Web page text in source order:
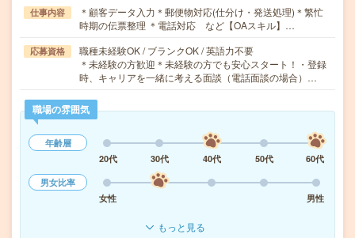
仕事内容
＊顧客データ入力＊郵便物対応(仕分け・発送処理)＊繁忙
時期の伝票整理 ＊電話対応 など【OAスキル】…
応募資格
職種未経験OK / ブランクOK / 英語力不要
＊未経験の方歓迎＊未経験の方でも安心スタート！・登録
時、キャリアを一緒に考える面談（電話面談の場合）…
職場の雰囲気
年齢層
20代
30代 40代 50代
60代
男女比率
女性
男性
もっと見る